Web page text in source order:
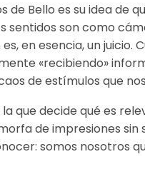
Bello es su idea de
sentidos son como
en esencia, un juicio.
«recibiendo»
de estímulos que
que decide qué es
de impresiones sin
somos nosotros